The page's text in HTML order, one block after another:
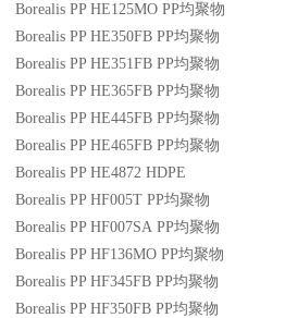
Borealis PP HE125MO PP均聚物
Borealis PP HE350FB PP均聚物
Borealis PP HE351FB PP均聚物
Borealis PP HE365FB PP均聚物
Borealis PP HE445FB PP均聚物
Borealis PP HE465FB PP均聚物
Borealis PP HE4872 HDPE
Borealis PP HF005T PP均聚物
Borealis PP HF007SA PP均聚物
Borealis PP HF136MO PP均聚物
Borealis PP HF345FB PP均聚物
Borealis PP HF350FB PP均聚物